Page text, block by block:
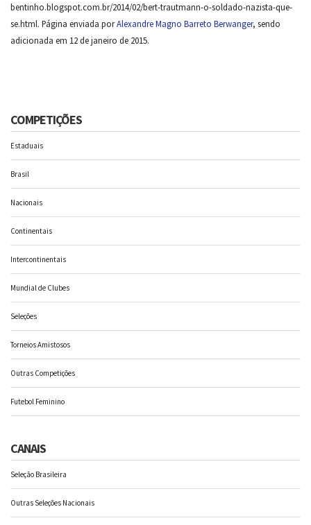
bentinho.blogspot.com.br/2014/02/bert-trautmann-o-soldado-nazista-que-
se.html. Página enviada porAlexandre Magno Barreto Berwanger, sendo
adicionada em 12 de janeiro de 2015.
COMPETIÇÕES
Estaduais
Brasil
Nacionais
Continentais
Intercontinentais
Mundial de Clubes
Seleções
Torneios Amistosos
Outras Competições
Futebol Feminino
CANAIS
Seleção Brasileira
Outras Seleções Nacionais